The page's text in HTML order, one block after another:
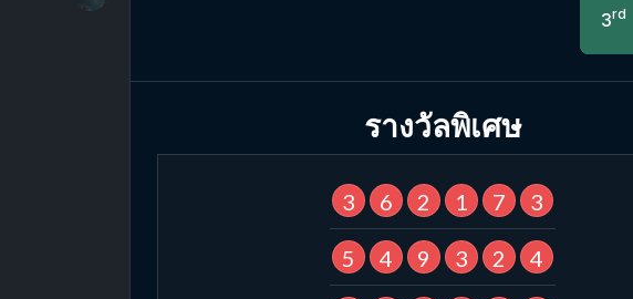
3rd
รางวัลพิเศษ
3 6 2 1 7 3
5 4 9 3 2 4